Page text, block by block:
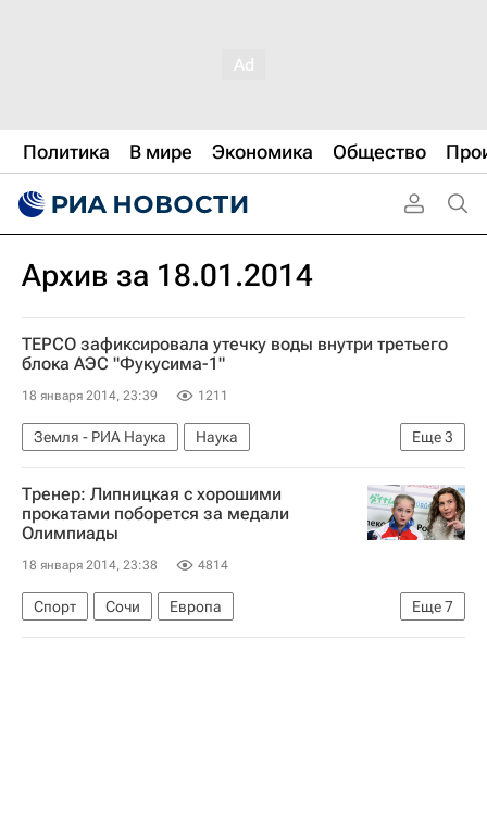
Политика В мире Экономика Общество
Архив за 18.01.2014
ТEPCO зафиксировала утечку воды внутри третьего
блока АЭС "Фукусима-1"
18 января 2014, 23:39 1211
Еще3
Земля - РИА Наука
Наука
Ситуация на АЭС "Фукусима-1" в Японии после землетрясения
Фукусима (город)
Фукусима (префектура)
Тренер: Липницкая с хорошими
прокатами поборется за медали
Олимпиады
18 января 2014, 23:38 4814
Еще7
Спорт Сочи
Европа
Краснодарский край
Весь мир